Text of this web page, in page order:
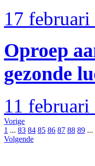
17 februari
Oproep
gezonde
11 februari
Vorige
1 ... 83 84 85 86 87 88 89 ...
Volgende